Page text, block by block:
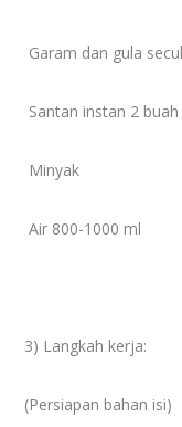
Garam dan gula
Santan instan 2 buah
Minyak
Air 800-1000 ml
3) Langkah kerja:
(Persiapan bahan isi)